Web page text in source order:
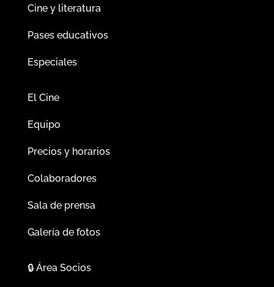
Cine y literatura
Pases educativos
Especiales
El Cine
Equipo
Precios y horarios
Colaboradores
Sala de prensa
Galería de fotos
🔒Área Socios